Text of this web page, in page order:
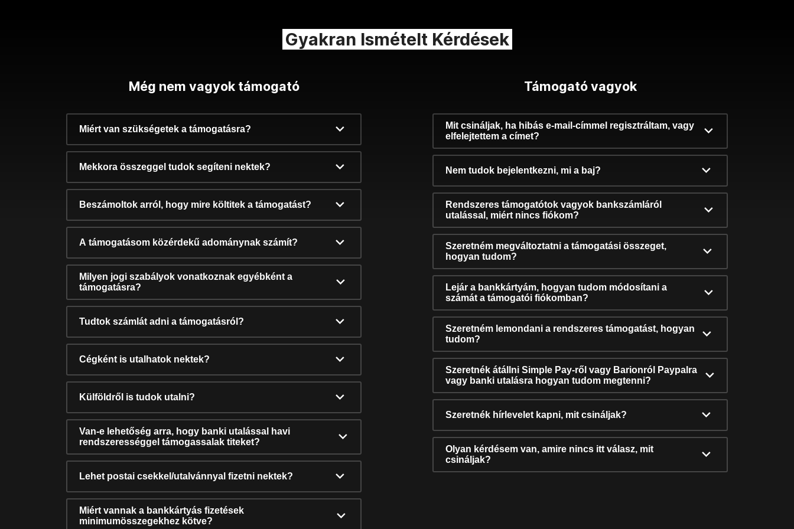
Gyakran Ismételt Kérdések
Még nem vagyok támogató
Miért van szükségetek a támogatásra?
Mekkora összeggel tudok segíteni nektek?
Beszámoltok arról, hogy mire költitek a támogatást?
A támogatásom közérdekű adománynak számít?
Milyen jogi szabályok vonatkoznak egyébként a
támogatásra?
Tudtok számlát adni a támogatásról?
Cégként is utalhatok nektek?
Külföldről is tudok utalni?
Van-e lehetőség arra, hogy banki utalással havi
rendszerességgel támogassalak titeket?
Lehet postai csekkel/utalvánnyal fizetni nektek?
Miért vannak a bankkártyás fizetések
minimumösszegekhez kötve?
Támogató vagyok
Mit csináljak, ha hibás e-mail-címmel regisztráltam, vagy
elfelejtettem a címet?
Nem tudok bejelentkezni, mi a baj?
Rendszeres támogatótok vagyok bankszámláról
utalással, miért nincs fiókom?
Szeretném megváltoztatni a támogatási összeget,
hogyan tudom?
Lejár a bankkártyám, hogyan tudom módosítani a
számát a támogatói fiókomban?
Szeretném lemondani a rendszeres támogatást, hogyan
tudom?
Szeretnék átállni Simple Pay-ről vagy Barionról Paypalra
vagy banki utalásra hogyan tudom megtenni?
Szeretnék hírlevelet kapni, mit csináljak?
Olyan kérdésem van, amire nincs itt válasz, mit
csináljak?